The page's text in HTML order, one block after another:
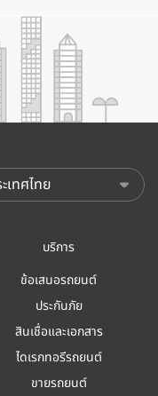
บริการ
ข้อเสนอรถยนต์
ประกันภัย
สินเชื่อและเอกสาร
ไดเรกทอรีรถยนต์
ขายรถยนต์